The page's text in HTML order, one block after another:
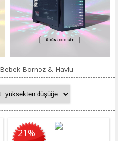
Bebek Bornoz & Havlu
21%